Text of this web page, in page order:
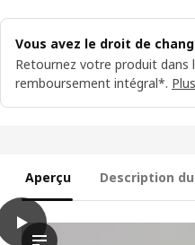
Vous avez le droit de
Retournez votre produit dans
remboursement intégral*.
Aperçu Description
play
HÅLLBAR Poubelle avec